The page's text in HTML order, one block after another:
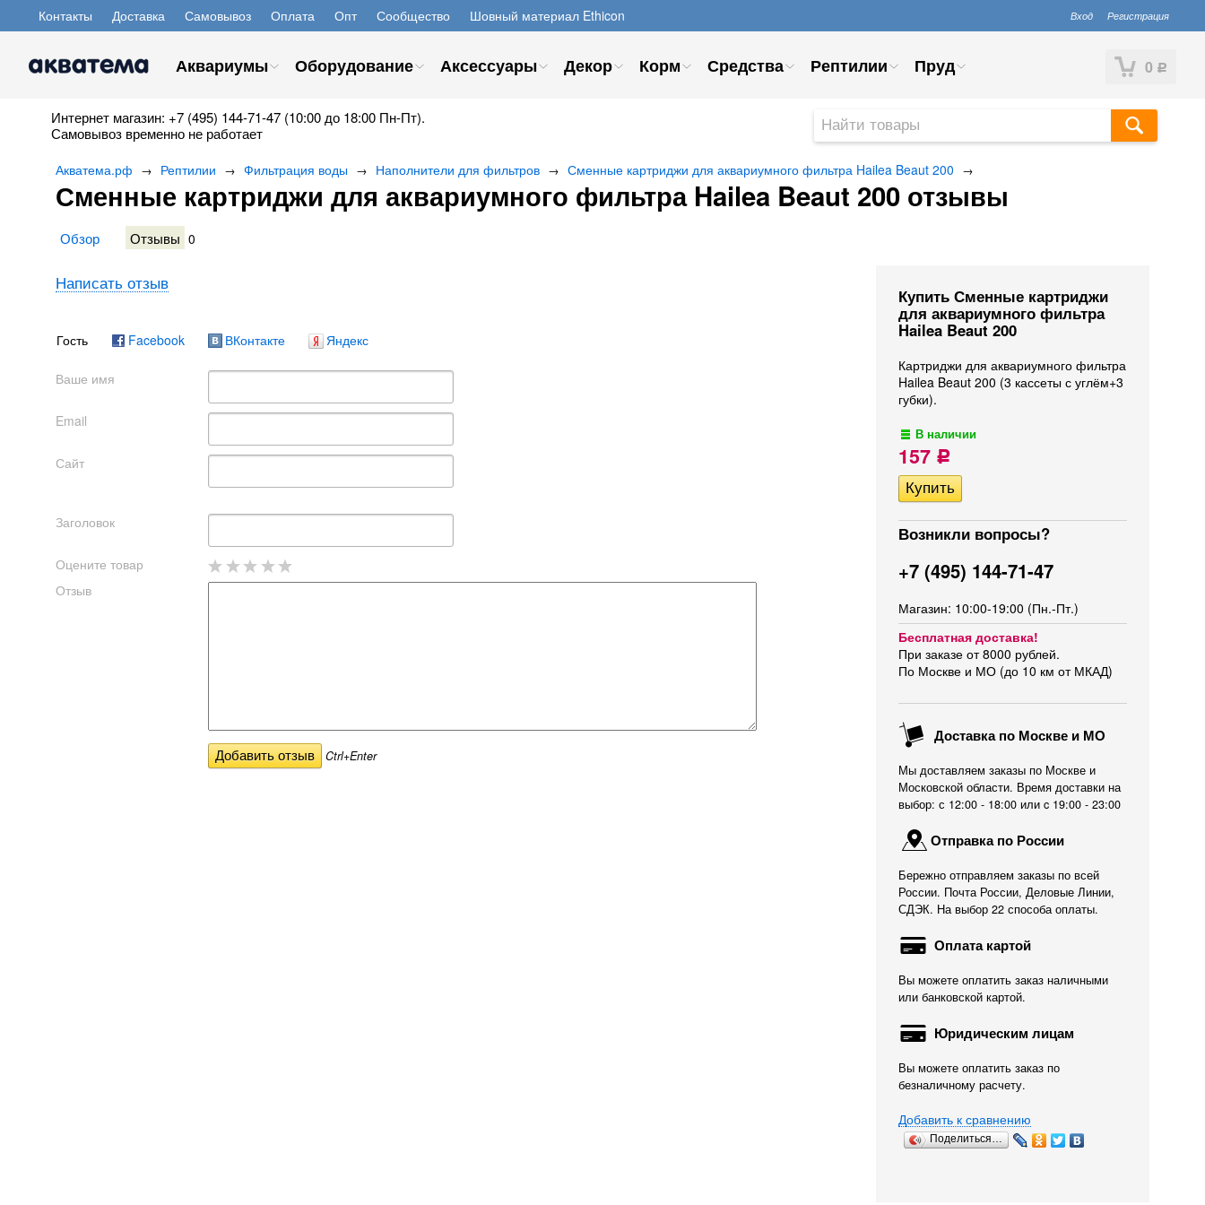
Контакты Доставка Самовывоз Оплата Опт Сообщество Шовный материал Ethicon Вход Регистрация
0 Р
Аквариумы Оборудование Аксессуары Декор Корм Средства Рептилии Пруд
Интернет магазин: +7 (495) 144-71-47 (10:00 до 18:00 Пн-Пт).
Самовывоз временно не работает
Акватема.рф → Рептилии → Фильтрация воды → Наполнители для фильтров → Сменные картриджи для аквариумного фильтра Hailea Beaut 200 →
Сменные картриджи для аквариумного фильтра Hailea Beaut 200 отзывы
Обзор Отзывы 0
Купить Сменные картриджи
для аквариумного фильтра
Hailea Beaut 200
Картриджи для аквариумного фильтра
Hailea Beaut 200 (3 кассеты с углём+3
губки).
В наличии
157 Р
Возникли вопросы?
+7 (495) 144-71-47
Магазин: 10:00-19:00 (Пн.-Пт.)
Бесплатная доставка!
При заказе от 8000 рублей.
По Москве и МО (до 10 км от МКАД)
Доставка по Москве и МО
Мы доставляем заказы по Москве и
Московской области. Время доставки на
выбор: с 12:00 - 18:00 или c 19:00 - 23:00
Отправка по России
Бережно отправляем заказы по всей
России. Почта России, Деловые Линии,
СДЭК. На выбор 22 способа оплаты.
Оплата картой
Вы можете оплатить заказ наличными
или банковской картой.
Юридическим лицам
Вы можете оплатить заказ по
безналичному расчету.
Добавить к сравнению
Поделиться…
Написать отзыв
Гость Facebook ВКонтакте Яндекс
Ваше имя
Email
Сайт
Заголовок
Оцените товар
Отзыв
Ctrl+Enter